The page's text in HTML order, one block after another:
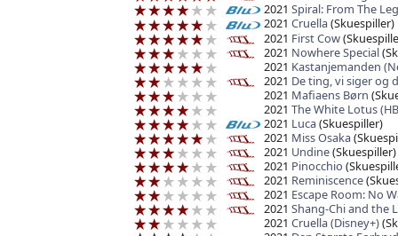
2021 Spiral: From The
2021 Cruella(Skuespiller)
2021 First Cow
2021 Nowhere Special
2021 Kastanjemanden
2021 De ting, vi siger og
2021 Mafiaens Børn
2021 The White Lotus
2021 Luca(Skuespiller)
2021 Miss Osaka
2021 Undine(Skuespiller)
2021 Pinocchio
2021 Reminiscence
2021 Escape Room: No
2021 Shang-Chi and the
2021 Cruella (Disney+)